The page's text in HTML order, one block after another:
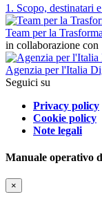
1. Scopo, destinatari
Team per la
in collaborazione con
Agenzia per l'Italia
Seguici su
Privacy policy
Cookie policy
Note legali
Manuale operativo
×